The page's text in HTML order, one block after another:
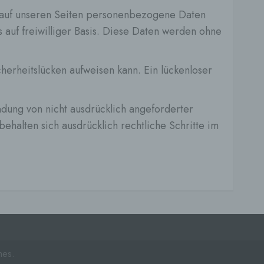
unseren Seiten personenbezogene Daten
freiwilliger Basis. Diese Daten werden ohne
aufweisen kann. Ein lückenloser
von nicht ausdrücklich angeforderter
sich ausdrücklich rechtliche Schritte im
das